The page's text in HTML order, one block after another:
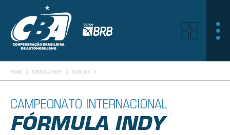
HOME FÓRMULA INDY NOTÍCIAS
CAMPEONATO INTERNACIONAL
FÓRMULA INDY